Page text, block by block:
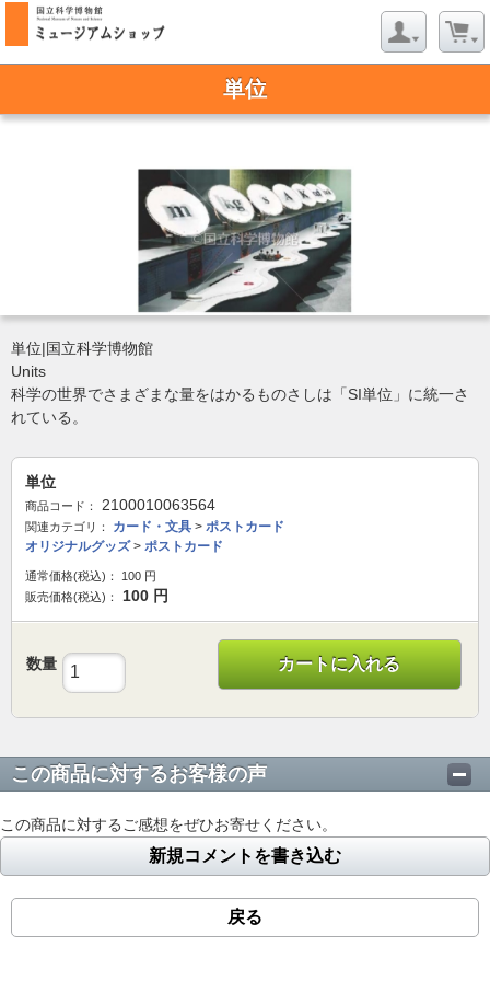
単位
単位|国立科学博物館
Units
科学の世界でさまざまな量をはかるものさしは「SI単位」に統一さ
れている。
単位
商品コード： 2100010063564
関連カテゴリ： カード・文具 > ポストカード
オリジナルグッズ> ポストカード
通常価格(税込)： 100 円
販売価格(税込)：
100 円
数量 カートに入れる
この商品に対するお客様の声
この商品に対するご感想をぜひお寄せください。
新規コメントを書き込む
戻る